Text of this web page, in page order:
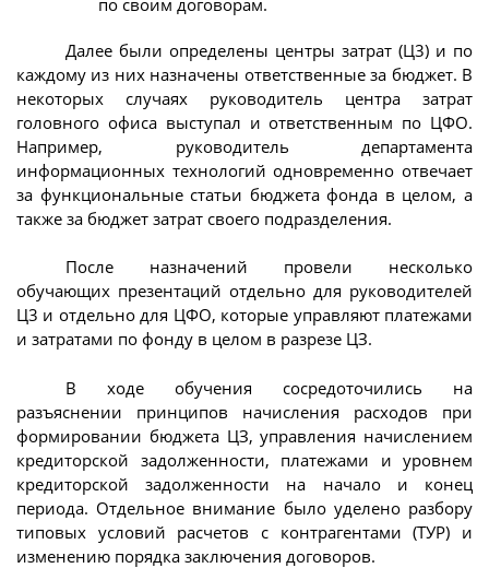
по своим договорам.
Далее были определены центры затрат (Ц3) и по
каждому из них назначены ответственные за бюджет. В
некоторых случаях руководитель центра затрат
головного офиса выступал и ответственным по ЦФО.
Например, руководитель департамента
информационных технологий одновременно отвечает
за функциональные статьи бюджета фонда в целом, а
также за бюджет затрат своего подразделения.
После назначений провели несколько
обучающих презентаций отдельно для руководителей
Ц3 и отдельно для ЦФО, которые управляют платежами
и затратами по фонду в целом в разрезе ЦЗ.
В ходе обучения сосредоточились на
разъяснении принципов начисления расходов при
формировании бюджета ЦЗ, управления начислением
кредиторской задолженности, платежами и уровнем
кредиторской задолженности на начало и конец
периода. Отдельное внимание было уделено разбору
типовых условий расчетов с контрагентами (ТУР) и
изменению порядка заключения договоров.